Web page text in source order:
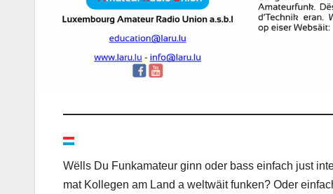
Wëlls Du Funkamateur ginn oder bass einfach just
mat Kollegen am Land a weltwäit funken? Oder